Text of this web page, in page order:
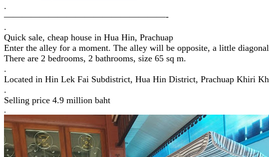
.
——————————————————-
.
Quick sale, cheap house in Hua Hin, Prachuap
Enter the alley for a moment. The alley will be opposite, a little
There are 2 bedrooms, 2 bathrooms, size 65 sq m.
.
Located in Hin Lek Fai Subdistrict, Hua Hin District, Prachuap Khiri
.
Selling price 4.9 million baht
.